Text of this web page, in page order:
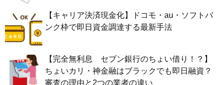
【キャリア決済現金化】ドコモ・au・ソフトバ
ンク枠で即日資金調達する最新手法
【完全無利息 セブン銀行のちょい借り！？】
ちょいカリ・神金融はブラックでも即日融資？
審査の理由と2つの業者の違い